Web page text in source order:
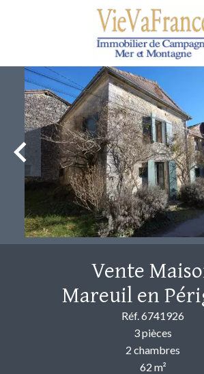
Vente
Mareuil en
Réf. 6741926
3 pièces
2 chambres
62 m²